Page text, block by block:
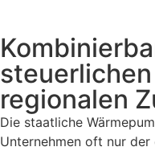
regionalen
Die staatliche
Unternehmen oft nur der